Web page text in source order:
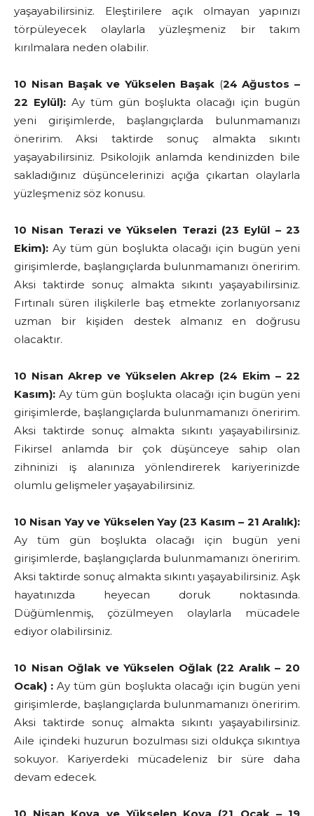
yaşayabilirsiniz. Eleştirilere açık olmayan yapınızı
törpüleyecek olaylarla yüzleşmeniz bir takım
kırılmalara neden olabilir.
10 Nisan Başak ve Yükselen Başak (24 Ağustos –
22 Eylül): Ay tüm gün boşlukta olacağı için bugün
yeni girişimlerde, başlangıçlarda bulunmamanızı
öneririm. Aksi taktirde sonuç almakta sıkıntı
yaşayabilirsiniz. Psikolojik anlamda kendinizden bile
sakladığınız düşüncelerinizi açığa çıkartan olaylarla
yüzleşmeniz söz konusu.
10 Nisan Terazi ve Yükselen Terazi (23 Eylül – 23
Ekim): Ay tüm gün boşlukta olacağı için bugün yeni
girişimlerde, başlangıçlarda bulunmamanızı öneririm.
Aksi taktirde sonuç almakta sıkıntı yaşayabilirsiniz.
Fırtınalı süren ilişkilerle baş etmekte zorlanıyorsanız
uzman bir kişiden destek almanız en doğrusu
olacaktır.
10 Nisan Akrep ve Yükselen Akrep (24 Ekim – 22
Kasım): Ay tüm gün boşlukta olacağı için bugün yeni
girişimlerde, başlangıçlarda bulunmamanızı öneririm.
Aksi taktirde sonuç almakta sıkıntı yaşayabilirsiniz.
Fikirsel anlamda bir çok düşünceye sahip olan
zihninizi iş alanınıza yönlendirerek kariyerinizde
olumlu gelişmeler yaşayabilirsiniz.
10 Nisan Yay ve Yükselen Yay (23 Kasım – 21 Aralık):
Ay tüm gün boşlukta olacağı için bugün yeni
girişimlerde, başlangıçlarda bulunmamanızı öneririm.
Aksi taktirde sonuç almakta sıkıntı yaşayabilirsiniz. Aşk
hayatınızda heyecan doruk noktasında.
Düğümlenmiş, çözülmeyen olaylarla mücadele
ediyor olabilirsiniz.
10 Nisan Oğlak ve Yükselen Oğlak (22 Aralık – 20
Ocak) : Ay tüm gün boşlukta olacağı için bugün yeni
girişimlerde, başlangıçlarda bulunmamanızı öneririm.
Aksi taktirde sonuç almakta sıkıntı yaşayabilirsiniz.
Aile içindeki huzurun bozulması sizi oldukça sıkıntıya
sokuyor. Kariyerdeki mücadeleniz bir süre daha
devam edecek.
10 Nisan Kova ve Yükselen Kova (21 Ocak – 19